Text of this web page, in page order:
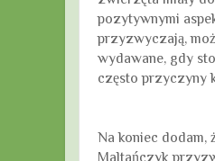
pozytywnymi
przyzwyczają,
wydawane, gdy
często przyczyny
Na koniec dodam,
Maltańczyk